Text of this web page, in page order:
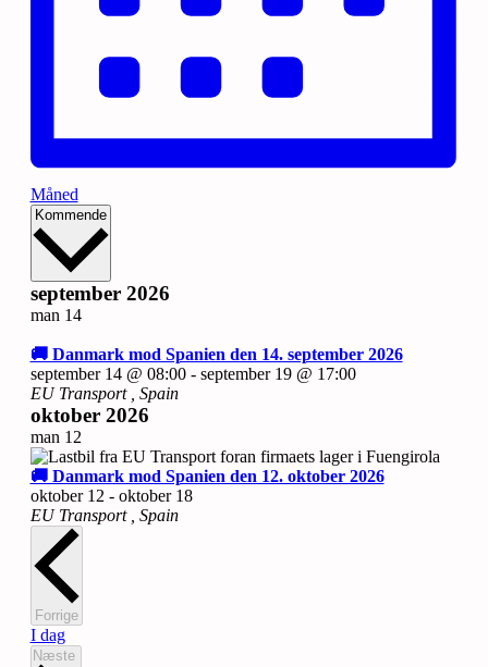
Måned
Kommende Vælg
september 2026
man 14
🚚 Danmark mod Spanien den 14. september 2026
september 14 @ 08:00- september 19 @ 17:00
EU Transport
, Spain
oktober 2026
man 12
🚚 Danmark mod Spanien den 12. oktober 2026
oktober 12 - oktober 18
EU Transport
, Spain
ForrigeBegivenheder
I dag
Næste